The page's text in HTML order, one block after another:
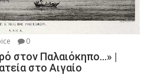
0
στον Παλαιόκηπο…» |
στο Αιγαίο